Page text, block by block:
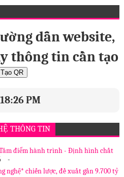
dẫn website,
thông tin cần tạo
Tạo QR
PM
THÔNG TIN
điểm hành trình - Định hình chất
-
nghệ* chiến lược, đề xuất gần 9.700 tỷ